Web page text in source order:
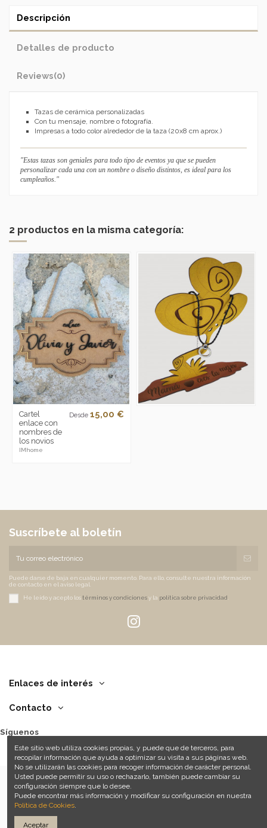
Descripción
Detalles de producto
Reviews(0)
Tazas de cerámica personalizadas
Con tu mensaje, nombre o fotografía.
Impresas a todo color alrededor de la taza (20x8 cm aprox.)
"Estas tazas son geniales para todo tipo de eventos ya que se pueden
personalizar cada una con un nombre o diseño distintos, es ideal para los
cumpleaños."
2 productos en la misma categoría:
Cartel
enlace con
nombres de
los novios
IMhome
Desde 15,00 €
Suscríbete al boletín
Puede darse de baja en cualquier momento. Para ello, consulte nuestra información
de contacto en el aviso legal.
He leído y acepto lostérminos y condicionesy la política sobre privacidad
Enlaces de interés
Contacto
Síguenos
Este sitio web utiliza cookies propias, y puede que de terceros, para
recopilar información que ayuda a optimizar su visita a sus páginas web.
No se utilizarán las cookies para recoger información de carácter personal.
Usted puede permitir su uso o rechazarlo, también puede cambiar su
configuración siempre que lo desee.
Puede encontrar más información y modificar su configuración en nuestra
Política de Cookies.
Aceptar